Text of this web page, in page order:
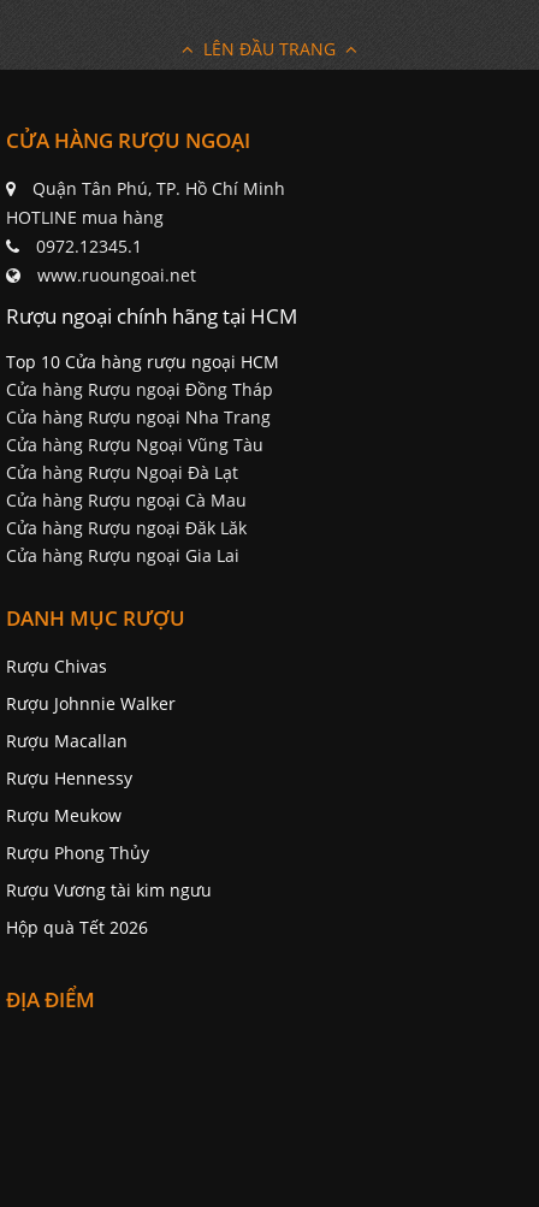
LÊN ĐẦU TRANG
CỬA HÀNG RƯỢU NGOẠI
Quận Tân Phú, TP. Hồ Chí Minh
HOTLINE mua hàng
0972.12345.1
www.ruoungoai.net
Rượu ngoại chính hãng tại HCM
Top 10 Cửa hàng rượu ngoại HCM
Cửa hàng Rượu ngoại Đồng Tháp
Cửa hàng Rượu ngoại Nha Trang
Cửa hàng Rượu Ngoại Vũng Tàu
Cửa hàng Rượu Ngoại Đà Lạt
Cửa hàng Rượu ngoại Cà Mau
Cửa hàng Rượu ngoại Đăk Lăk
Cửa hàng Rượu ngoại Gia Lai
DANH MỤC RƯỢU
Rượu Chivas
Rượu Johnnie Walker
Rượu Macallan
Rượu Hennessy
Rượu Meukow
Rượu Phong Thủy
Rượu Vương tài kim ngưu
Hộp quà Tết 2026
ĐỊA ĐIỂM